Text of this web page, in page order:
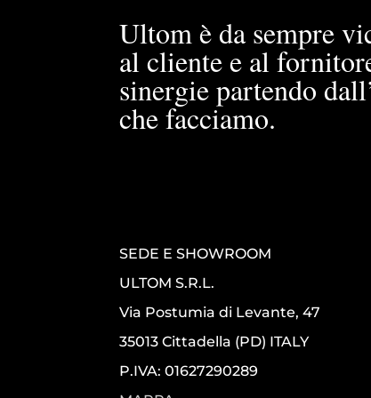
Ultom è da sempre
al cliente e al
sinergie partendo
che facciamo.
SEDE E SHOWROOM
ULTOM S.R.L.
Via Postumia di Levante, 47
35013 Cittadella (PD) ITALY
P.IVA: 01627290289